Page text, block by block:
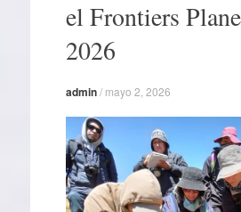
el Frontiers
2026
admin/ mayo 2, 2026